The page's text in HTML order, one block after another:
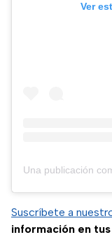
Ver
Una publicación
Suscríbete a
información en tus